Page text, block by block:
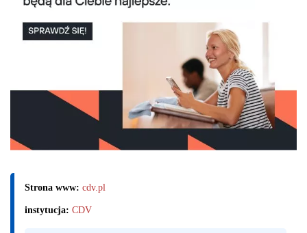
Strona www: cdv.pl
instytucja: CDV